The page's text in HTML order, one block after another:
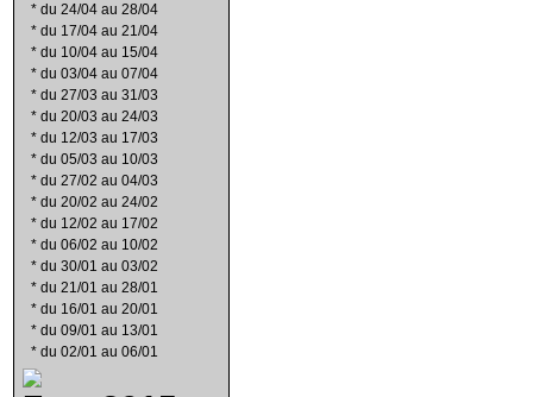
* du 24/04 au 28/04
* du 17/04 au 21/04
* du 10/04 au 15/04
* du 03/04 au 07/04
* du 27/03 au 31/03
* du 20/03 au 24/03
* du 12/03 au 17/03
* du 05/03 au 10/03
* du 27/02 au 04/03
* du 20/02 au 24/02
* du 12/02 au 17/02
* du 06/02 au 10/02
* du 30/01 au 03/02
* du 21/01 au 28/01
* du 16/01 au 20/01
* du 09/01 au 13/01
* du 02/01 au 06/01